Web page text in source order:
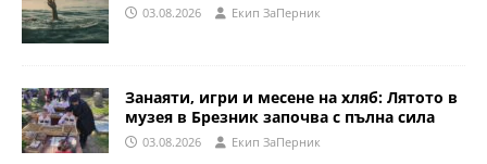
03.08.2026 Eкип ЗаПерник
Занаяти, игри и месене на хляб: Лятото в
музея в Брезник започва с пълна сила
03.08.2026 Eкип ЗаПерник